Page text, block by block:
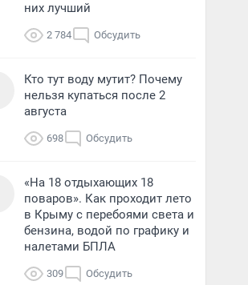
них лучший
2 784 Обсудить
Кто тут воду мутит? Почему
нельзя купаться после 2
августа
698 Обсудить
«На 18 отдыхающих 18
поваров». Как проходит лето
в Крыму с перебоями света и
бензина, водой по графику и
налетами БПЛА
309 Обсудить